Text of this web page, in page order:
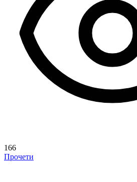
166
Прочети